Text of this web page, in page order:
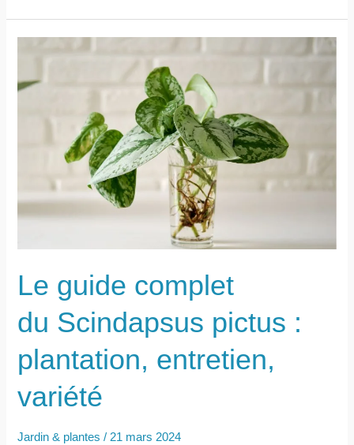
variétés
d’extérieur
spécificités
Le guide complet
du Scindapsus pictus :
plantation, entretien,
variété
Jardin & plantes / 21 mars 2024